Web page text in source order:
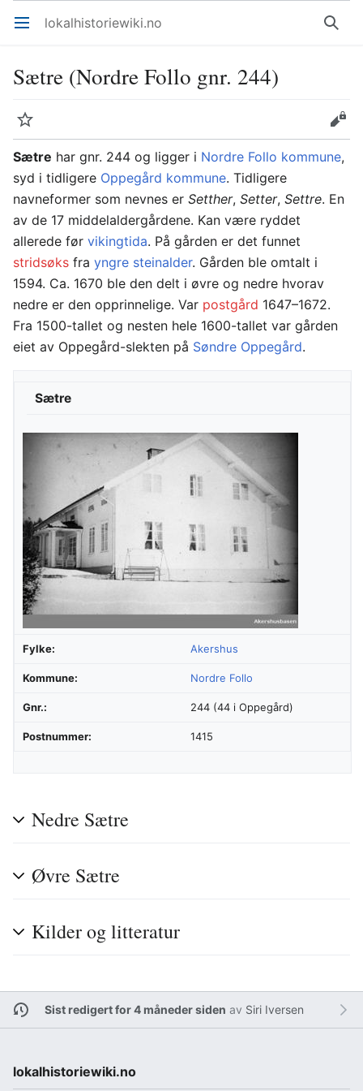
Åpne hovedmenyen lokalhistoriewiki.no Søk
Sætre (Nordre Follo gnr. 244)
Overvåk
Rediger
Sætre har gnr. 244 og ligger i Nordre Follo kommune,
syd i tidligere Oppegård kommune. Tidligere
navneformer som nevnes er Setther, Setter, Settre. En
av de 17 middelaldergårdene. Kan være ryddet
allerede før vikingtida. På gården er det funnet
stridsøks fra yngre steinalder. Gården ble omtalt i
1594. Ca. 1670 ble den delt i øvre og nedre hvorav
nedre er den opprinnelige. Var postgård 1647–1672.
Fra 1500-tallet og nesten hele 1600-tallet var gården
eiet av Oppegård-slekten på Søndre Oppegård.
Sætre
Fylke: Akershus
Kommune: Nordre Follo
Gnr.: 244 (44 i Oppegård)
Postnummer: 1415
Nedre Sætre
Øvre Sætre
Kilder og litteratur
Sist redigert for 4 måneder siden av Siri Iversen
lokalhistoriewiki.no